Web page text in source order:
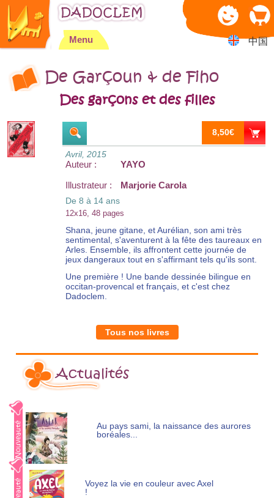
Jump to navigation
Menu 中国
De Garçoun & de Fiho
Des garçons et des filles
8,50€
Avril, 2015
Auteur :
YAYO
Illustrateur :
Marjorie Carola
De 8 à 14 ans
12x16, 48 pages
Shana, jeune gitane, et Aurélian, son ami très
sentimental, s'aventurent à la fête des taureaux en
Arles. Ensemble, ils affrontent cette journée de
jeux dangeraux tout en s'affirmant tels qu'ils sont.
Une première ! Une bande dessinée bilingue en
occitan-provencal et français, et c'est chez
Dadoclem.
Tous nos livres
Actualités
Au pays sami, la naissance des aurores
boréales...
Voyez la vie en couleur avec Axel
!